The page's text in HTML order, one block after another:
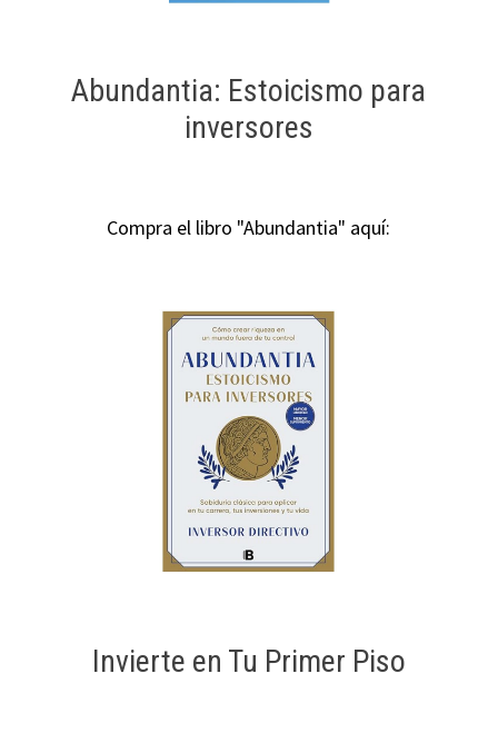
Abundantia: Estoicismo para
inversores
Compra el libro "Abundantia" aquí:
Invierte en Tu Primer Piso